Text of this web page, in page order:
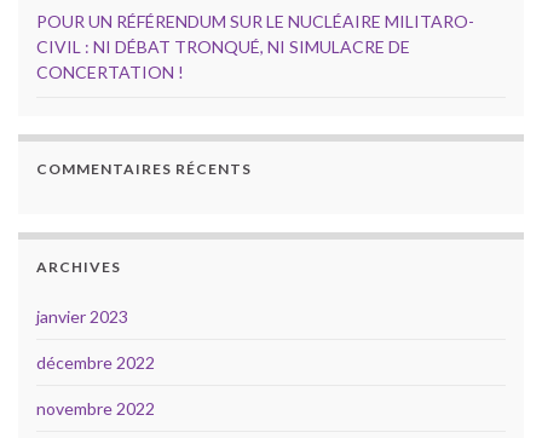
POUR UN RÉFÉRENDUM SUR LE NUCLÉAIRE MILITARO-
CIVIL : NI DÉBAT TRONQUÉ, NI SIMULACRE DE
CONCERTATION !
COMMENTAIRES RÉCENTS
ARCHIVES
janvier 2023
décembre 2022
novembre 2022